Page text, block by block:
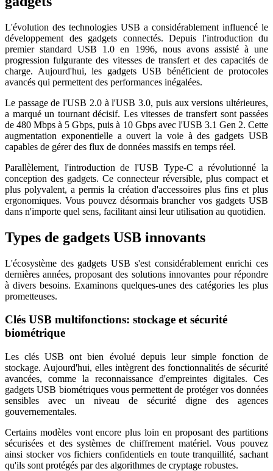
L'évolution des technologies USB a considérablement influencé le
développement des gadgets connectés. Depuis l'introduction du
premier standard USB 1.0 en 1996, nous avons assisté à une
progression fulgurante des vitesses de transfert et des capacités de
charge. Aujourd'hui, les gadgets USB bénéficient de protocoles
avancés qui permettent des performances inégalées.
Le passage de l'USB 2.0 à l'USB 3.0, puis aux versions ultérieures,
a marqué un tournant décisif. Les vitesses de transfert sont passées
de 480 Mbps à 5 Gbps, puis à 10 Gbps avec l'USB 3.1 Gen 2. Cette
augmentation exponentielle a ouvert la voie à des gadgets USB
capables de gérer des flux de données massifs en temps réel.
Parallèlement, l'introduction de l'USB Type-C a révolutionné la
conception des gadgets. Ce connecteur réversible, plus compact et
plus polyvalent, a permis la création d'accessoires plus fins et plus
ergonomiques. Vous pouvez désormais brancher vos gadgets USB
dans n'importe quel sens, facilitant ainsi leur utilisation au quotidien.
Types de gadgets USB innovants
L'écosystème des gadgets USB s'est considérablement enrichi ces
dernières années, proposant des solutions innovantes pour répondre
à divers besoins. Examinons quelques-unes des catégories les plus
prometteuses.
Clés USB multifonctions: stockage et sécurité
biométrique
Les clés USB ont bien évolué depuis leur simple fonction de
stockage. Aujourd'hui, elles intègrent des fonctionnalités de sécurité
avancées, comme la reconnaissance d'empreintes digitales. Ces
gadgets USB biométriques vous permettent de protéger vos données
sensibles avec un niveau de sécurité digne des agences
gouvernementales.
Certains modèles vont encore plus loin en proposant des partitions
sécurisées et des systèmes de chiffrement matériel. Vous pouvez
ainsi stocker vos fichiers confidentiels en toute tranquillité, sachant
qu'ils sont protégés par des algorithmes de cryptage robustes.